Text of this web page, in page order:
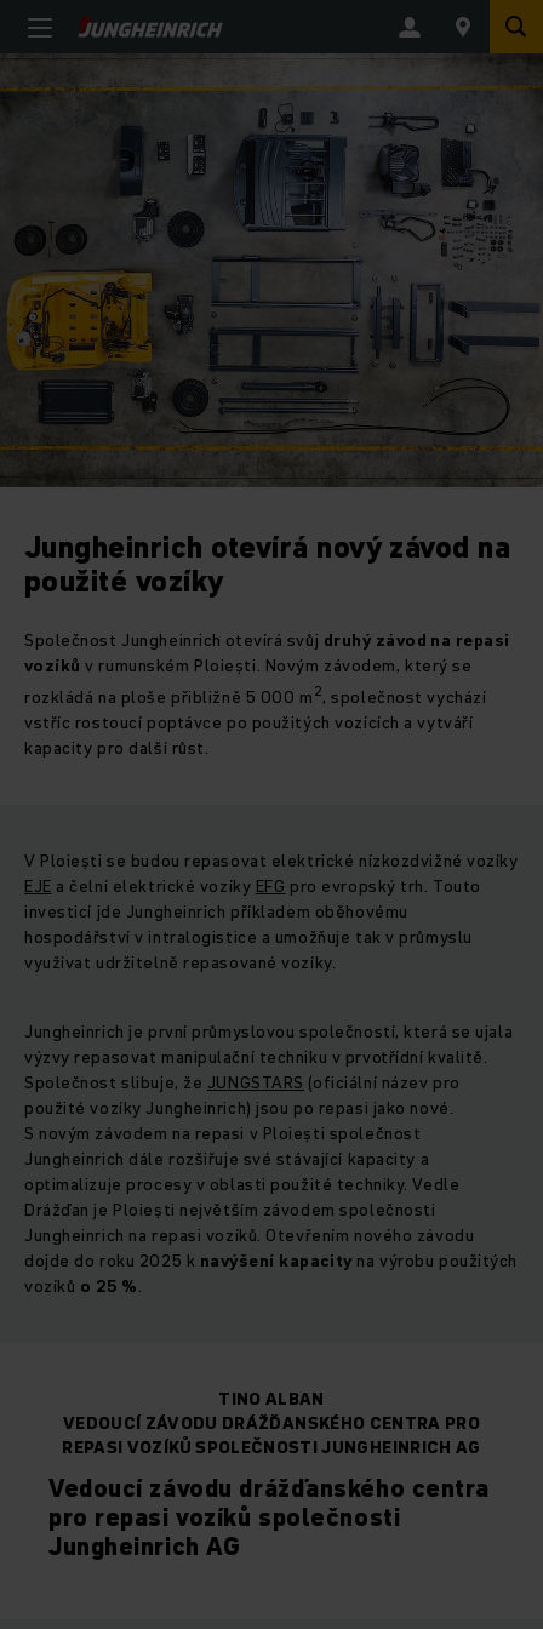
Jungheinrich otevírá nový závod na
použité vozíky
Společnost Jungheinrich otevírá svůj druhý závod na repasi
vozíkův rumunském Ploiești. Novým závodem, který se
rozkládá na ploše přibližně 5 000 m2, společnost vychází
vstříc rostoucí poptávce po použitých vozících a vytváří
kapacity pro další růst.
V Ploiești se budou repasovat elektrické nízkozdvižné vozíky
EJE a čelní elektrické vozíky EFG pro evropský trh. Touto
investicí jde Jungheinrich příkladem oběhovému
hospodářství v intralogistice a umožňuje tak v průmyslu
využívat udržitelně repasované vozíky.
Jungheinrich je první průmyslovou společností, která se ujala
výzvy repasovat manipulační techniku v prvotřídní kvalitě.
Společnost slibuje, že JUNGSTARS (oficiální název pro
použité vozíky Jungheinrich) jsou po repasi jako nové.
S novým závodem na repasi v Ploiești společnost
Jungheinrich dále rozšiřuje své stávající kapacity a
optimalizuje procesy v oblasti použité techniky. Vedle
Drážďan je Ploiești největším závodem společnosti
Jungheinrich na repasi vozíků. Otevřením nového závodu
dojde do roku 2025 k navýšení kapacity na výrobu použitých
vozíků o 25 %.
TINO ALBAN
VEDOUCÍ ZÁVODU DRÁŽĎANSKÉHO CENTRA PRO
REPASI VOZÍKŮ SPOLEČNOSTI JUNGHEINRICH AG
Vedoucí závodu drážďanského centra
pro repasi vozíků společnosti
Jungheinrich AG